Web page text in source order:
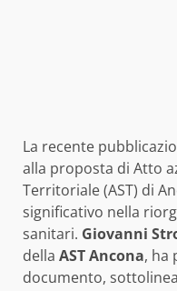
La recente
alla proposta di Atto
Territoriale (AST) di
significativo nella
sanitari. Giovanni
della AST Ancona, ha
documento,